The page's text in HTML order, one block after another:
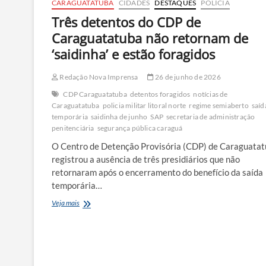
CARAGUATATUBA CIDADES DESTAQUES POLÍCIA
Três detentos do CDP de
Caraguatatuba não retornam de
‘saidinha’ e estão foragidos
Redação Nova Imprensa
26 de junho de 2026
CDP Caraguatatuba detentos foragidos notícias de
Caraguatatuba policia militar litoral norte regime semiaberto
temporária saidinha de junho SAP secretaria de administração
penitenciária segurança pública caraguá
O Centro de Detenção Provisória (CDP) de
registrou a ausência de três presidiários que não
retornaram após o encerramento do benefício da saída
temporária…
Veja maisTrês